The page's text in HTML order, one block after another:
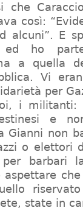
che
così:
alcuni”. E
ho
a quella
Vi
per
i militanti:
e
Gianni non
o elettori
barbari
state in